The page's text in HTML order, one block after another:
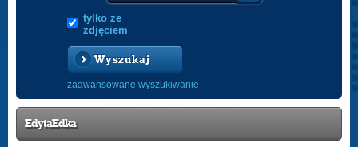
tylko ze
zdjęciem
Wyszukaj
zaawansowane wyszukiwanie
EdytaEdka